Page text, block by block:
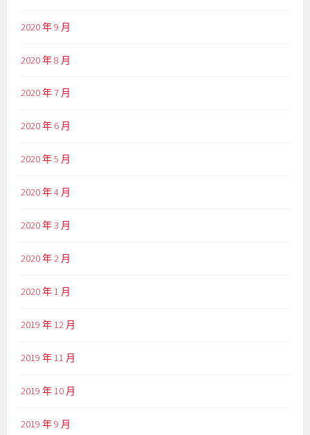
2020 年 9 月
2020 年 8 月
2020 年 7 月
2020 年 6 月
2020 年 5 月
2020 年 4 月
2020 年 3 月
2020 年 2 月
2020 年 1 月
2019 年 12 月
2019 年 11 月
2019 年 10 月
2019 年 9 月